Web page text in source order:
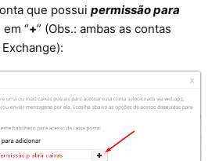
que possuipermissão para
“+” (Obs.: ambas as contas